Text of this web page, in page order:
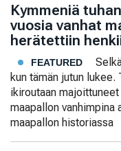
Kymmeniä
vuosia vanhat
herätettiin
FEATURED
kun tämän jutun
ikiroutaan
maapallon vanhimpina
maapallon historiassa